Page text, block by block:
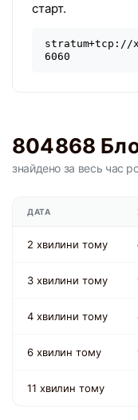
старт.
stratum+tcp://
6060
804868
знайдено за весь час
ДАТА
2 хвилини тому
3 хвилини тому
4 хвилини тому
6 хвилин тому
11 хвилин тому